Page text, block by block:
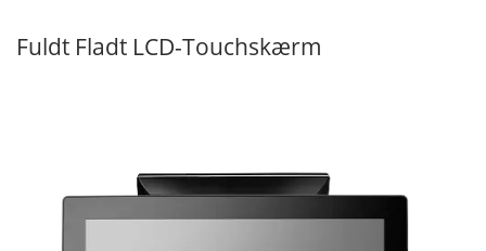
Fuldt Fladt LCD-Touchskærm